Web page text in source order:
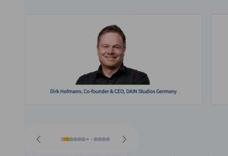
Zurück zur vorherigen SeiteWeiter zum nächsten